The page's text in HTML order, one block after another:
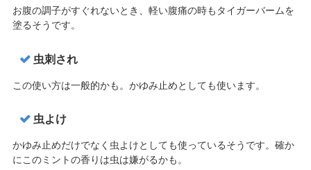
お腹の調子がすぐれないとき、軽い腹痛の時もタイガーバームを
塗るそうです。
虫刺され
この使い方は一般的かも。かゆみ止めとしても使います。
虫よけ
かゆみ止めだけでなく虫よけとしても使っているそうです。確か
にこのミントの香りは虫は嫌がるかも。